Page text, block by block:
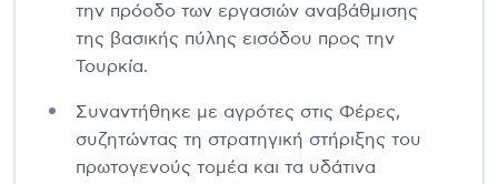
την πρόοδο των εργασιών αναβάθμισης
της βασικής πύλης εισόδου προς την
Τουρκία.
Συναντήθηκε με αγρότες στις Φέρες,
συζητώντας τη στρατηγική στήριξης του
πρωτογενούς τομέα και τα υδάτινα